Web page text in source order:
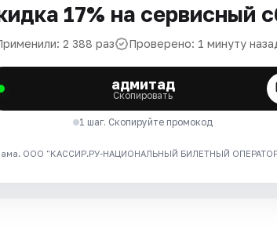
17% на сервисный
2 388 раз Проверено: 1 минуту
адмитад
Скопировать
1 шаг. Скопируйте промокод
ООО "КАССИР.РУ-НАЦИОНАЛЬНЫЙ БИЛЕТНЫЙ ОПЕРАТОР",